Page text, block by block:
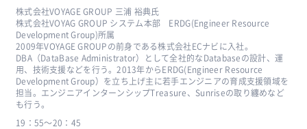
株式会社VOYAGE GROUP 三浦 裕典氏
株式会社VOYAG GROUP システム本部 ERDG(Engineer Resource
Development Group)所属
2009年VOYAGE GROUPの前身である株式会社ECナビに入社。
DBA（DataBase Administrator）として全社的なDatabaseの設計、運
用、技術支援などを行う。2013年からERDG(Engineer Resource
Development Group）を立ち上げ主に若手エンジニアの育成支援領域を
担当。エンジニアインターンシップTreasure、Sunriseの取り纏めなど
も行う。
19：55〜20：45